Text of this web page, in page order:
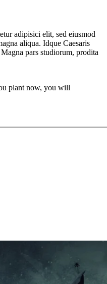
adipisici elit, sed eiusmod
aliqua. Idque Caesaris
pars studiorum, prodita
plant now, you will